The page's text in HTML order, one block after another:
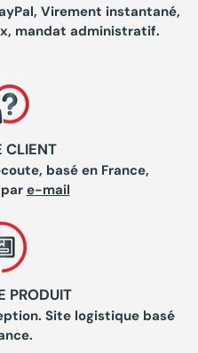
Virement instantané,
mandat administratif.
CLIENT
basé en France,
e-mail
PRODUIT
Site logistique basé